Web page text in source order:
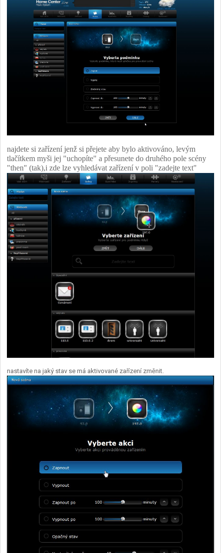
najdete si zařízení jenž si přejete aby bylo aktivováno, levým
tlačítkem myši jej "uchopíte" a přesunete do druhého pole scény
"then" (tak),i zde lze vyhledávat zařízení v poli "zadejte text"
nastavíte na jaký stav se má aktivované zařízení změnit.